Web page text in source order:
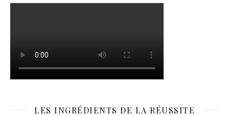
LES INGRÉDIENTS DE LA RÉUSSITE